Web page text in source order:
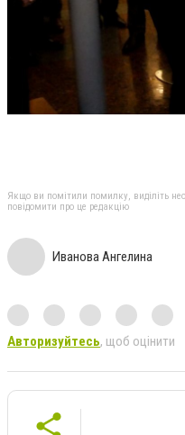
Якщо ви помітили помилку, виділіть
повідомити про це редакцію
Иванова Ангелина
Авторизуйтесь, щоб оцінити